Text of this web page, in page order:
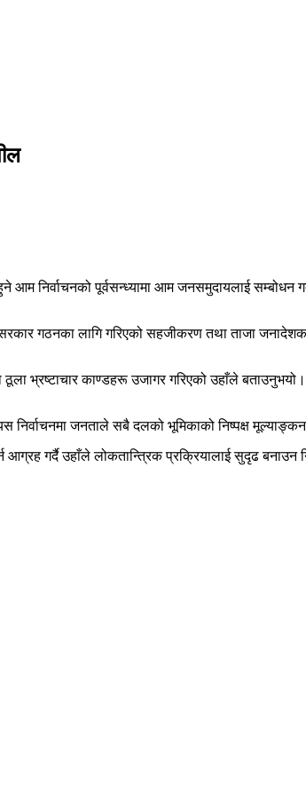
पूर्वसन्ध्यामा आम जनसमुदायलाई सम्बोधन गर्दै
गठनका लागि गरिएको सहजीकरण तथा ताजा
भ्रष्टाचार काण्डहरू उजागर गरिएको उहाँले
जनताले सबै दलको भूमिकाको निष्पक्ष मूल्याङ्कन
आग्रह गर्दै उहाँले लोकतान्त्रिक प्रक्रियालाई सुदृढ